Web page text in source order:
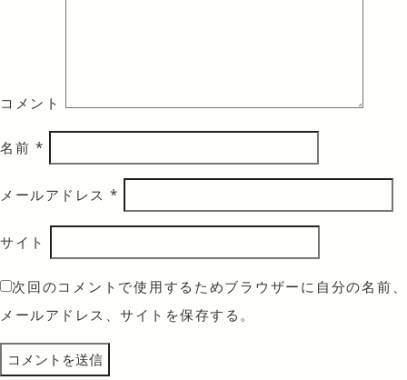
コメント
名前 *
メールアドレス *
サイト
次回のコメントで使用するためブラウザーに自分の名前、
メールアドレス、サイトを保存する。